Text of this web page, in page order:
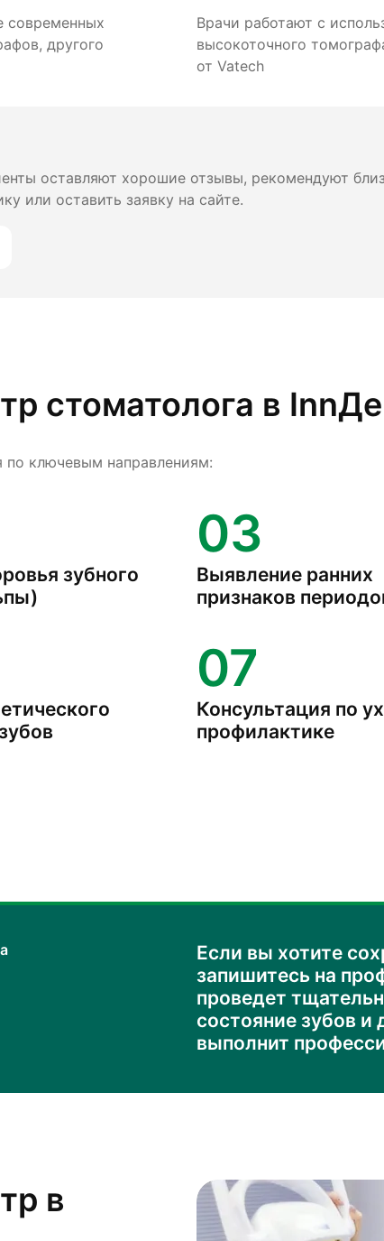
современных
другого
Врачи работают с
высокоточного
от Vatech
оставляют хорошие отзывы, рекомендуют
или оставить заявку на сайте.
стоматолога в
по ключевым направлениям:
зубного
03
Выявление ранних
признаков
07
Консультация по
профилактике
Если вы хотите
запишитесь на
проведет
состояние зубов и
выполнит
в